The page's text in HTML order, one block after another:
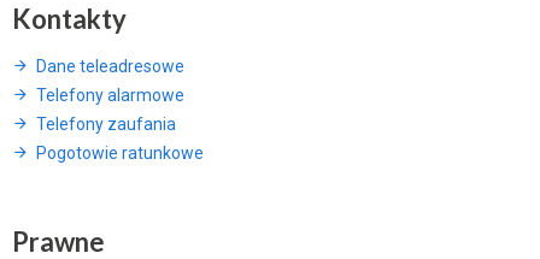
Kontakty
Dane teleadresowe
Telefony alarmowe
Telefony zaufania
Pogotowie ratunkowe
Prawne